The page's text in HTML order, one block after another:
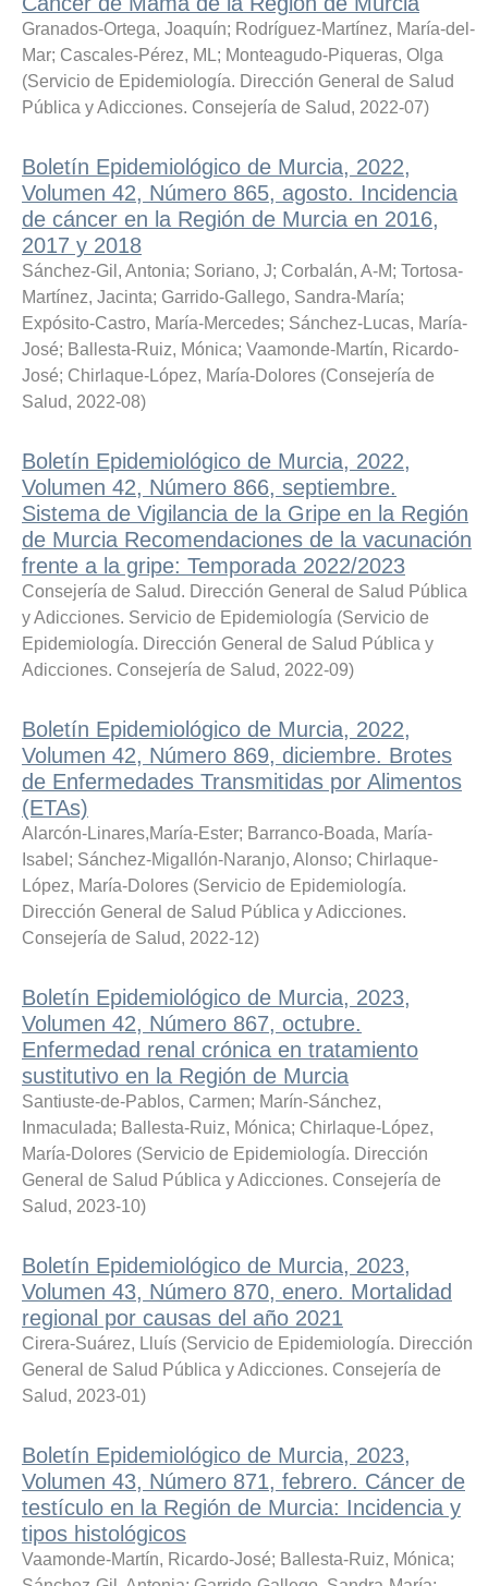
Granados-Ortega, Joaquín; Rodríguez-Martínez, María-del-
Mar; Cascales-Pérez, ML; Monteagudo-Piqueras, Olga
(Servicio de Epidemiología. Dirección General de Salud
Pública y Adicciones. Consejería de Salud, 2022-07)
Boletín Epidemiológico de Murcia, 2022,
Volumen 42, Número 865, agosto. Incidencia
de cáncer en la Región de Murcia en 2016,
2017 y 2018
Sánchez-Gil, Antonia; Soriano, J; Corbalán, A-M; Tortosa-
Martínez, Jacinta; Garrido-Gallego, Sandra-María;
Expósito-Castro, María-Mercedes; Sánchez-Lucas, María-
José; Ballesta-Ruiz, Mónica; Vaamonde-Martín, Ricardo-
José; Chirlaque-López, María-Dolores (Consejería de
Salud, 2022-08)
Boletín Epidemiológico de Murcia, 2022,
Volumen 42, Número 866, septiembre.
Sistema de Vigilancia de la Gripe en la Región
de Murcia Recomendaciones de la vacunación
frente a la gripe: Temporada 2022/2023
Consejería de Salud. Dirección General de Salud Pública
y Adicciones. Servicio de Epidemiología (Servicio de
Epidemiología. Dirección General de Salud Pública y
Adicciones. Consejería de Salud, 2022-09)
Boletín Epidemiológico de Murcia, 2022,
Volumen 42, Número 869, diciembre. Brotes
de Enfermedades Transmitidas por Alimentos
(ETAs)
Alarcón-Linares,María-Ester; Barranco-Boada, María-
Isabel ; Sánchez-Migallón-Naranjo, Alonso; Chirlaque-
López, María-Dolores (Servicio de Epidemiología.
Dirección General de Salud Pública y Adicciones.
Consejería de Salud, 2022-12)
Boletín Epidemiológico de Murcia, 2023,
Volumen 42, Número 867, octubre.
Enfermedad renal crónica en tratamiento
sustitutivo en la Región de Murcia
Santiuste-de-Pablos, Carmen; Marín-Sánchez,
Inmaculada; Ballesta-Ruiz, Mónica; Chirlaque-López,
María-Dolores (Servicio de Epidemiología. Dirección
General de Salud Pública y Adicciones. Consejería de
Salud, 2023-10)
Boletín Epidemiológico de Murcia, 2023,
Volumen 43, Número 870, enero. Mortalidad
regional por causas del año 2021
Cirera-Suárez, Lluís (Servicio de Epidemiología. Dirección
General de Salud Pública y Adicciones. Consejería de
Salud, 2023-01)
Boletín Epidemiológico de Murcia, 2023,
Volumen 43, Número 871, febrero. Cáncer de
testículo en la Región de Murcia: Incidencia y
tipos histológicos
Vaamonde-Martín, Ricardo-José; Ballesta-Ruiz, Mónica;